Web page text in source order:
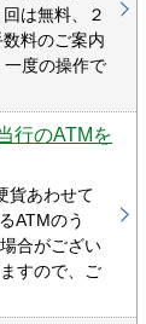
は無料、２
料のご案内
一度の操作で
行のATMを
貨あわせて
ATMのう
合がござい
すので、ご